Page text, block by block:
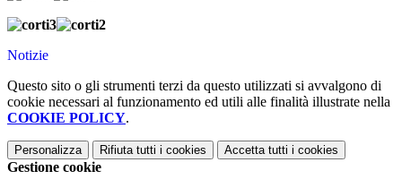
Notizie
Questo sito o gli strumenti terzi da questo utilizzati si avvalgono di
cookie necessari al funzionamento ed utili alle finalità illustrate nella
COOKIE POLICY.
Personalizza Rifiuta tutti i cookies Accetta tutti i cookies
Gestione cookie